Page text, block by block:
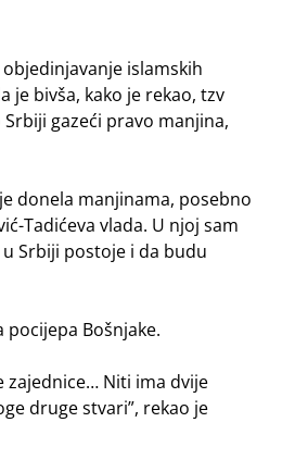
islamskih
je bivša, kako je rekao, tzv
gazeći pravo manjina,
donela manjinama, posebno
Tadićeva vlada. U njoj sam
Srbiji postoje i da budu
Bošnjake.
zajednice… Niti ima dvije
druge stvari”, rekao je